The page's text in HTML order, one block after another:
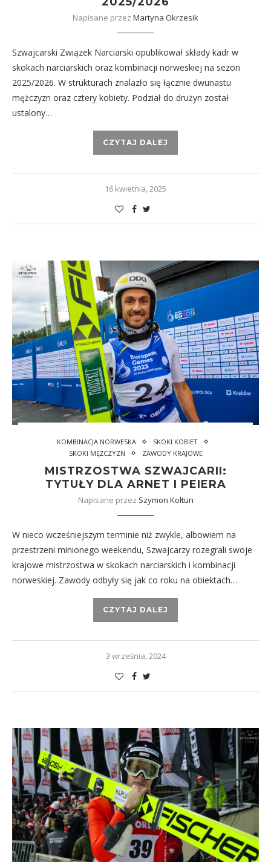
Napisane przez Martyna Okrzesik
Szwajcarski Związek Narciarski opublikował składy kadr w
skokach narciarskich oraz kombinacji norweskiej na sezon
2025/2026. W strukturach znalazło się łącznie dwunastu
mężczyzn oraz cztery kobiety. Podział do drużyn został
ustalony…
CZYTAJ DALEJ
16 kwietnia, 2025
KOMBINACJA NORWESKA
SKOKI KOBIET
SKOKI MĘŻCZYZN
ZAWODY KRAJOWE
MISTRZOSTWA SZWAJCARII:
TYTUŁY DLA ARNET I PEIERA
Napisane przez Szymon Kołtun
W nieco wcześniejszym terminie niż zwykle, albowiem na
przestrzeni minionego weekendu, Szwajcarzy rozegrali swoje
krajowe mistrzostwa w skokach narciarskich i kombinacji
norweskiej. Zawody odbyły się jak co roku na obiektach…
CZYTAJ DALEJ
3 września, 2024